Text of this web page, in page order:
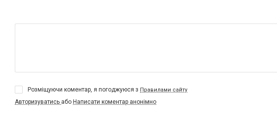
Розміщуючи коментар, я погоджуюся з Правилами сайту
Авторизуватись або Написати коментар анонімно